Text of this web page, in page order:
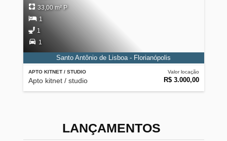
APTO KITNET / STUDIO
Apto kitnet / studio
Valor locação
R$ 3.000,00
33,00 m² P
1
1
1
Santo Antônio de Lisboa - Florianópolis
LANÇAMENTOS